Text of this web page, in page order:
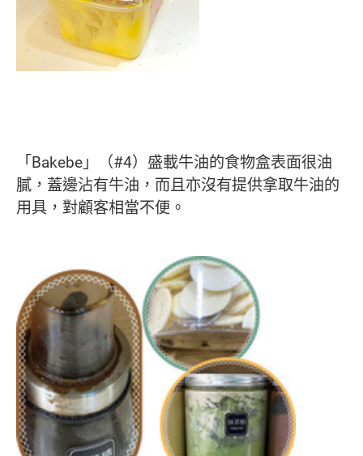
「Bakebe」（#4）盛載牛油的食物盒表面很油
膩，蓋邊沾有牛油，而且亦沒有提供拿取牛油的
用具，對顧客相當不便。